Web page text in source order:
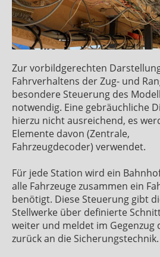
Zur vorbildgerechten
Fahrverhaltens der Zug- und
besondere Steuerung des
notwendig. Eine gebräuchliche
hierzu nicht ausreichend, es
Elemente davon (Zentrale,
Fahrzeugdecoder) verwendet.
Für jede Station wird ein
alle Fahrzeuge zusammen ein
benötigt. Diese Steuerung gibt
Stellwerke über definierte
weiter und meldet im Gegenzug
zurück an die Sicherungstechnik.